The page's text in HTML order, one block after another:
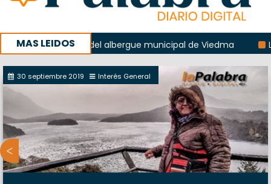
MAS LEIDOS
del albergue municipal de Viedma La Unesco
con un encuentro provincial en Roca
30 septiembre 2019 Interés General